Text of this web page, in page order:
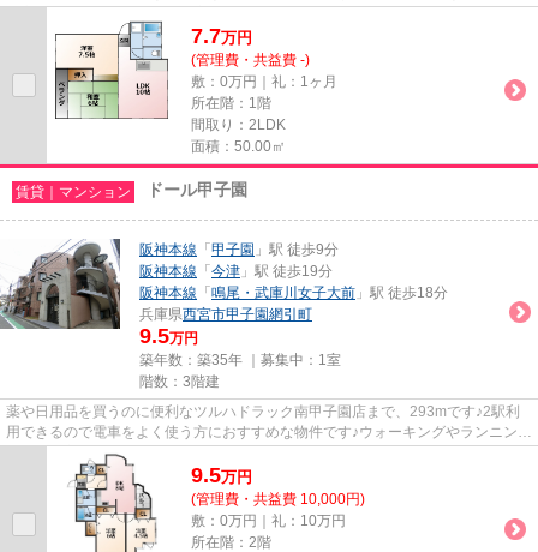
7.7万円
(管理費・共益費 -)
敷：0万円｜礼：1ヶ月
所在階：1階
間取り：2LDK
面積：50.00㎡
賃貸｜マンション ドール甲子園
阪神本線 「 甲子園 」駅 徒歩9分
阪神本線 「 今津 」駅 徒歩19分
阪神本線 「 鳴尾・武庫川女子大前 」駅 徒歩18分
兵庫県西宮市甲子園網引町
9.5万円
築年数：築35年 ｜募集中： 1室
階数：3階建
薬や日用品を買うのに便利なツルハドラック南甲子園店まで、293mです♪2駅利
用できるので電車をよく使う方におすすめな物件です♪ウォーキングやランニング
が趣味の方に住んでもらいたい...
9.5万円
(管理費・共益費 10,000円)
敷：0万円｜礼：10万円
所在階：2階